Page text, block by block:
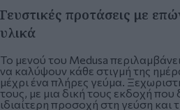
Γευστικές προτάσεις με
υλικά
Το μενού του Medusa
να καλύψουν κάθε στιγμή της
μέχρι ένα πλήρες γεύμα.
τους, με μια δική τους εκδοχή που
ιδιαίτερη προσοχή στη γεύση και